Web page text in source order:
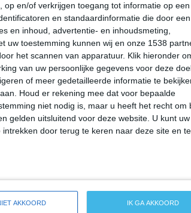
op en/of verkrijgen toegang tot informatie op
en standaardinformatie die door
en inhoud, advertentie- en inhoudsmeting,
uw toestemming kunnen wij en onze 1538
het scannen van apparatuur. Klik hieronder
van uw persoonlijke gegevens voor deze
of meer gedetailleerde informatie te
Houd er rekening mee dat voor bepaalde
niet nodig is, maar u heeft het recht om
gelden uitsluitend voor deze website. U kunt uw
door terug te keren naar deze site en
AKKOORD IK GA AKKOORD
05:00 08:00
05:00 08:00
NNO 2 NNW 2